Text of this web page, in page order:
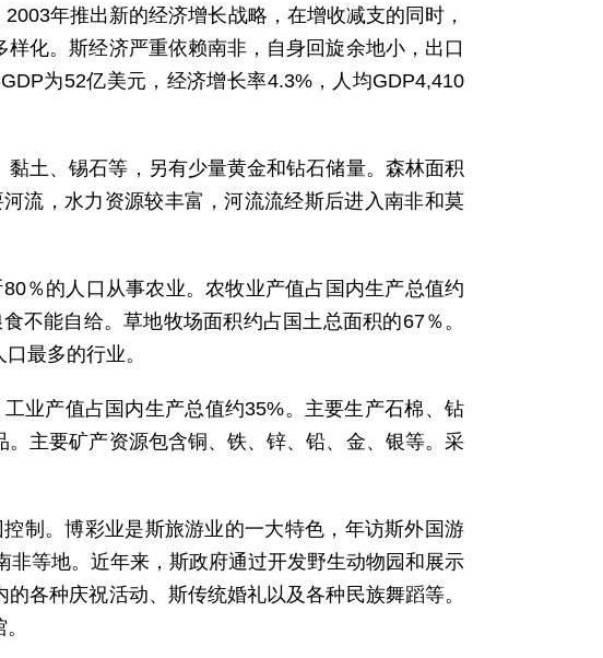
年推出新的经济增长战略，在增收减支的同时，
化。斯经济严重依赖南非，自身回旋余地小，出口
为52亿美元，经济增长率4.3%，人均GDP4,410
土、锡石等，另有少量黄金和钻石储量。森林面积
流，水力资源较丰富，河流流经斯后进入南非和莫
％的人口从事农业。农牧业产值占国内生产总值约
不能自给。草地牧场面积约占国土总面积的67％。
最多的行业。
业产值占国内生产总值约35%。主要生产石棉、钻
主要矿产资源包含铜、铁、锌、铅、金、银等。采
制。博彩业是斯旅游业的一大特色，年访斯外国游
等地。近年来，斯政府通过开发野生动物园和展示
各种庆祝活动、斯传统婚礼以及各种民族舞蹈等。